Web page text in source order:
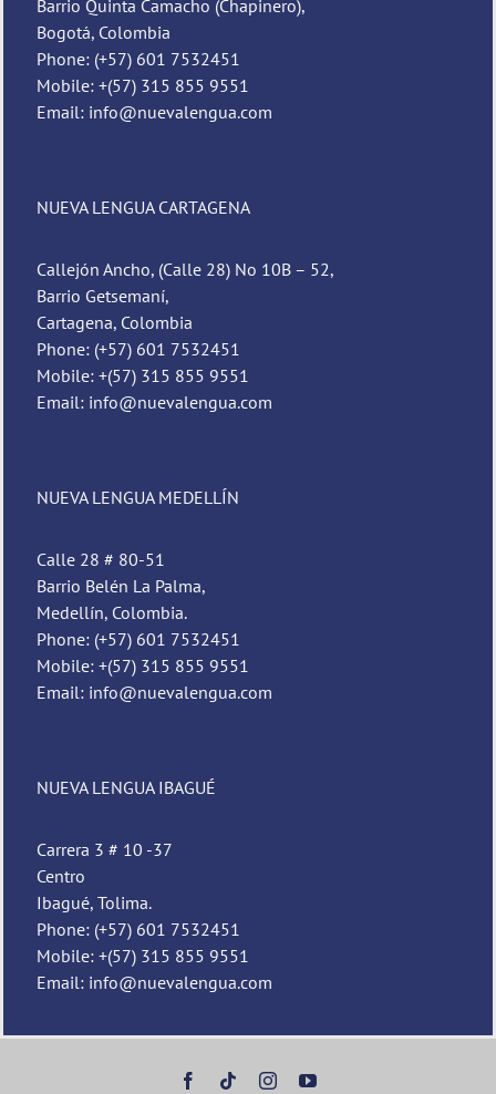
Barrio Quinta Camacho (Chapinero),
Bogotá, Colombia
Phone: (+57) 601 7532451
Mobile: +(57) 315 855 9551
Email: info@nuevalengua.com
NUEVA LENGUA CARTAGENA
Callejón Ancho, (Calle 28) No 10B – 52,
Barrio Getsemaní,
Cartagena, Colombia
Phone: (+57) 601 7532451
Mobile: +(57) 315 855 9551
Email: info@nuevalengua.com
NUEVA LENGUA MEDELLÍN
Calle 28 # 80-51
Barrio Belén La Palma,
Medellín, Colombia.
Phone: (+57) 601 7532451
Mobile: +(57) 315 855 9551
Email: info@nuevalengua.com
NUEVA LENGUA IBAGUÉ
Carrera 3 # 10 -37
Centro
Ibagué, Tolima.
Phone: (+57) 601 7532451
Mobile: +(57) 315 855 9551
Email: info@nuevalengua.com
Nueva Lengua